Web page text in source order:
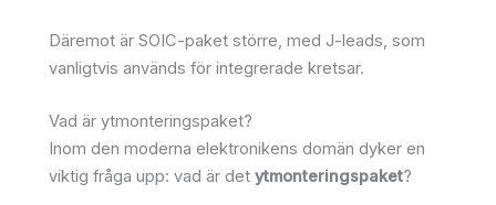
Däremot är SOIC-paket större, med J-leads, som
vanligtvis används för integrerade kretsar.
Vad är ytmonteringspaket?
Inom den moderna elektronikens domän dyker en
viktig fråga upp: vad är det ytmonteringspaket?